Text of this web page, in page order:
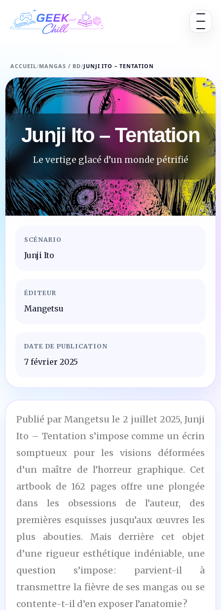
Ouvrir
ACCUEIL/MANGAS / BD/JUNJI ITO – TENTATION
Junji Ito – Tentation
Le vertige glacé d’un monde pétrifié
SCÉNARIO
Junji Ito
ÉDITEUR
Mangetsu
DATE DE PUBLICATION
7 février 2025
Publié par Mangetsu le 2 juillet 2025, Junji
Ito – Tentation s’impose comme un écrin
somptueux pour les visions déformées
d’un maître de l’horreur graphique. Cet
artbook de 162 pages offre une plongée
dans les obsessions de l’auteur, des
premières esquisses jusqu’aux œuvres les
plus abouties. Mais derrière cet objet
d’une rigueur esthétique indéniable, une
question s’impose : parvient-il à
transmettre la fièvre de ses mangas ou se
contente-t-il d’en exposer l’anatomie ?